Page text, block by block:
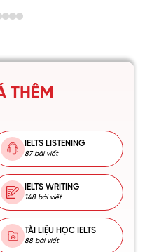
THÊM
IELTS LISTENING
87 bài viết
IELTS WRITING
148 bài viết
TÀI LIỆU HỌC IELTS
88 bài viết